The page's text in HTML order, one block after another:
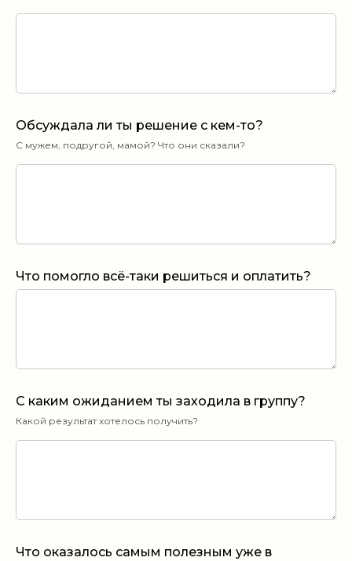
Обсуждала ли ты решение с кем-то?
С мужем, подругой, мамой? Что они сказали?
Что помогло всё-таки решиться и оплатить?
С каким ожиданием ты заходила в группу?
Какой результат хотелось получить?
Что оказалось самым полезным уже в